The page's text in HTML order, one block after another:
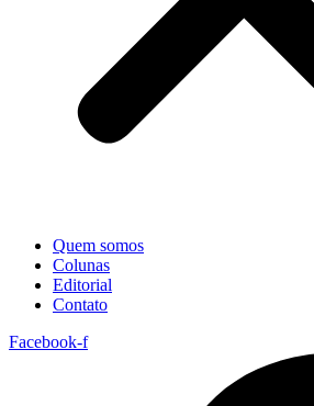
Quem somos
Colunas
Editorial
Contato
Facebook-f